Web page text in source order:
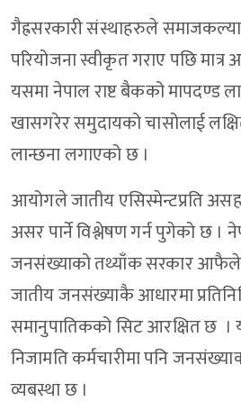
गैह्रसरकारी संस्थाहरुले
परियोजना स्वीकृत गराए पछि
यसमा नेपाल राष्ट बैकको मापदण्ड
खासगरेर समुदायको चासोलाई
लान्छना लगाएको छ ।
आयोगले जातीय एसिस्मेन्टप्रति
असर पार्ने विश्लेषण गर्न पुगेको छ ।
जनसंख्याको तथ्याँक सरकार आफैले
जातीय जनसंख्याकै आधारमा
समानुपातिकको सिट आरक्षित छ ।
निजामति कर्मचारीमा पनि
व्यबस्था छ ।